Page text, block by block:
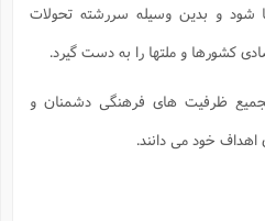
شود و بدین وسیله سررشته تحولات
کشورها و ملتها را به دست گیرد.
ظرفیت های فرهنگی دشمنان و
خود می دانند.